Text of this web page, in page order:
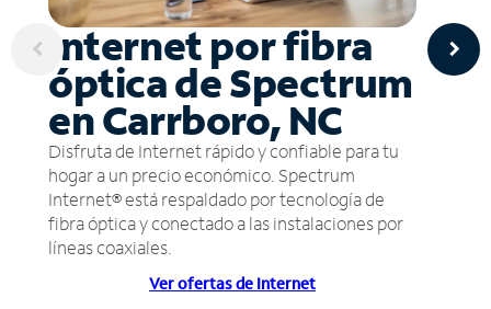
Internet por fibra
óptica de Spectrum
en Carrboro, NC
Disfruta de Internet rápido y confiable para tu
hogar a un precio económico. Spectrum
Internet® está respaldado por tecnología de
fibra óptica y conectado a las instalaciones por
líneas coaxiales.
Ver ofertas de Internet